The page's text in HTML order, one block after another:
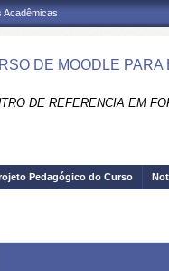
Acadêmicas
DE MOODLE
DE REFERENCIA EM
Pedagógico do Curso